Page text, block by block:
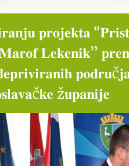
𝐩𝐫𝐨𝐣𝐞𝐤𝐭𝐚
𝐌𝐚𝐫𝐨𝐟 𝐋𝐞𝐤𝐞𝐧𝐢𝐤”
ž𝐮𝐩𝐚𝐧𝐢𝐣𝐞